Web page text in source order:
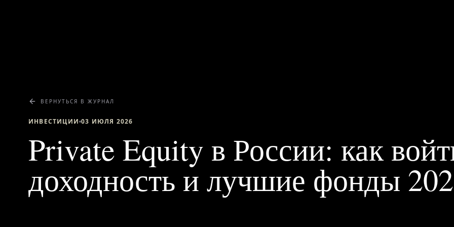
ВЕРНУТЬСЯ В ЖУРНАЛ
ИНВЕСТИЦИИ 03 ИЮЛЯ 2026
Private Equity в России: как
доходность и лучшие фонды